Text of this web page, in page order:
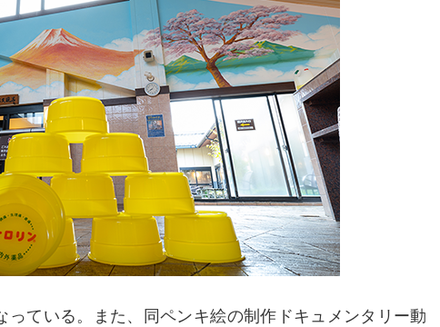
ている。また、同ペンキ絵の制作ドキュメンタリー動